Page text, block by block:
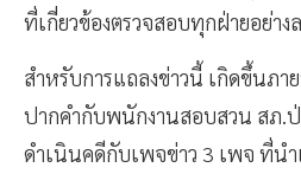
ที่เกี่ยวข้องตรวจสอบทุกฝ่ายอย่าง
สำหรับการแถลงข่าวนี้ เกิดขึ้นภา
ปากคำกับพนักงานสอบสวน สภ.ป่
ดำเนินคดีกับเพจข่าว 3 เพจ ที่นำ